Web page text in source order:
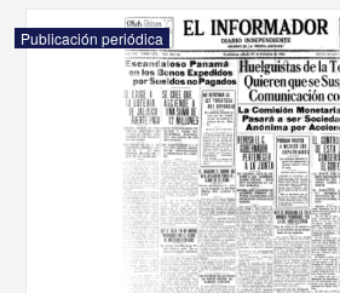
Publicación periódica